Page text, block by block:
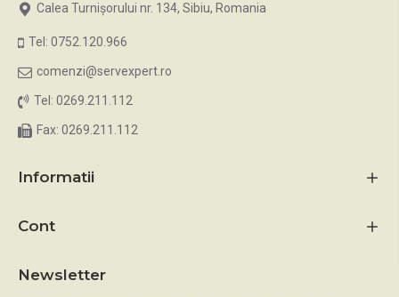
Calea Turnișorului nr. 134, Sibiu, Romania
Tel: 0752.120.966
comenzi@servexpert.ro
Tel: 0269.211.112
Fax: 0269.211.112
Informatii
Cont
Newsletter